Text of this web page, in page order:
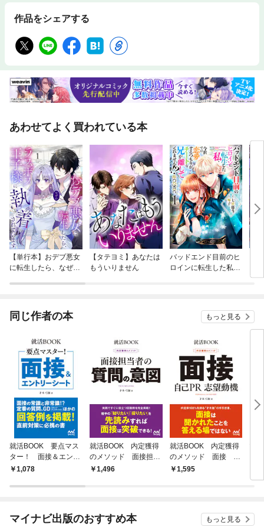
用できません。※お使いの端末で無料サンプルをお試しいただいた上での
ご購入をお願いいたします。※本書内容はカラーで制作されているため、
カラー表示可能な端末での閲覧を推奨いたします
作品をシェアする
あわせてよく買われている本
【単行本】おデブ悪女
に転生したら、なぜか
【タテヨミ】あなたは
もういりません
バッドエンド目前のヒ
ロインに転生した私、
同じ作者の本 もっと見る
就活BOOK 要点マス
ター！ 面接＆エント
リーシート
1,078
就活BOOK 内定獲得
のメソッド 面接担当
者の質問の意図
1,496
就活BOOK 内定獲得
のメソッド 面接 自
己PR 志望動機
1,595
＆
マイナビ出版のおすすめ本 もっと見る